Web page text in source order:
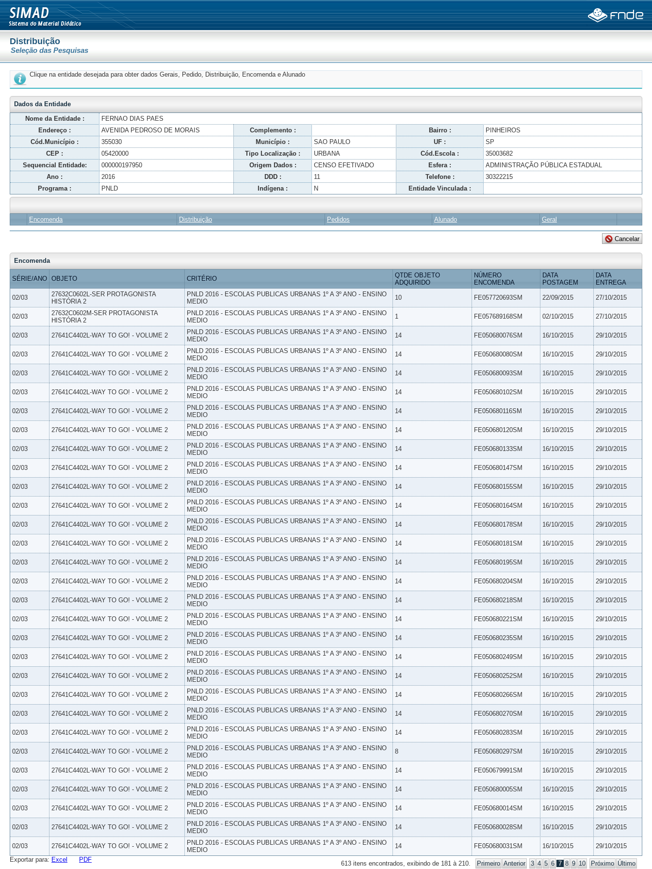
Distribuição
Seleção das Pesquisas
Clique na entidade desejada para obter dados Gerais, Pedido, Distribuição, Encomenda e Alunado
Dados da Entidade
Nome da Entidade :
FERNAO DIAS PAES
Endereço :
AVENIDA PEDROSO DE MORAIS Complemento : Bairro :
PINHEIROS
Cód.Município :
355030 Município : SAO PAULO UF :
SP
CEP :
05420000 Tipo Localização : URBANA Cód.Escola :
35003682
Sequencial Entidade:
000000197950 Origem Dados : CENSO EFETIVADO Esfera :
ADMINISTRAÇÃO PÚBLICA ESTADUAL
Ano :
2016 DDD : 11 Telefone :
30322215
Programa :
PNLD Indígena : N Entidade Vinculada :
Encomenda Distribuição Pedidos Alunado Geral
Encomenda
SÉRIE/ANO OBJETO CRITÉRIO
QTDE OBJETO
ADQUIRIDO
NÚMERO
ENCOMENDA
DATA
POSTAGEM
DATA
ENTREGA
02/03
27632C0602L-SER PROTAGONISTA
HISTÓRIA 2
PNLD 2016 - ESCOLAS PUBLICAS URBANAS 1º A 3º ANO - ENSINO
MEDIO
10 FE057720693SM 22/09/2015 27/10/2015
02/03
27632C0602M-SER PROTAGONISTA
HISTÓRIA 2
PNLD 2016 - ESCOLAS PUBLICAS URBANAS 1º A 3º ANO - ENSINO
MEDIO
1 FE057689168SM 02/10/2015 27/10/2015
02/03 27641C4402L-WAY TO GO! - VOLUME 2
PNLD 2016 - ESCOLAS PUBLICAS URBANAS 1º A 3º ANO - ENSINO
MEDIO
14 FE050680076SM 16/10/2015 29/10/2015
02/03 27641C4402L-WAY TO GO! - VOLUME 2
PNLD 2016 - ESCOLAS PUBLICAS URBANAS 1º A 3º ANO - ENSINO
MEDIO
14 FE050680080SM 16/10/2015 29/10/2015
02/03 27641C4402L-WAY TO GO! - VOLUME 2
PNLD 2016 - ESCOLAS PUBLICAS URBANAS 1º A 3º ANO - ENSINO
MEDIO
14 FE050680093SM 16/10/2015 29/10/2015
02/03 27641C4402L-WAY TO GO! - VOLUME 2
PNLD 2016 - ESCOLAS PUBLICAS URBANAS 1º A 3º ANO - ENSINO
MEDIO
14 FE050680102SM 16/10/2015 29/10/2015
02/03 27641C4402L-WAY TO GO! - VOLUME 2
PNLD 2016 - ESCOLAS PUBLICAS URBANAS 1º A 3º ANO - ENSINO
MEDIO
14 FE050680116SM 16/10/2015 29/10/2015
02/03 27641C4402L-WAY TO GO! - VOLUME 2
PNLD 2016 - ESCOLAS PUBLICAS URBANAS 1º A 3º ANO - ENSINO
MEDIO
14 FE050680120SM 16/10/2015 29/10/2015
02/03 27641C4402L-WAY TO GO! - VOLUME 2
PNLD 2016 - ESCOLAS PUBLICAS URBANAS 1º A 3º ANO - ENSINO
MEDIO
14 FE050680133SM 16/10/2015 29/10/2015
02/03 27641C4402L-WAY TO GO! - VOLUME 2
PNLD 2016 - ESCOLAS PUBLICAS URBANAS 1º A 3º ANO - ENSINO
MEDIO
14 FE050680147SM 16/10/2015 29/10/2015
02/03 27641C4402L-WAY TO GO! - VOLUME 2
PNLD 2016 - ESCOLAS PUBLICAS URBANAS 1º A 3º ANO - ENSINO
MEDIO
14 FE050680155SM 16/10/2015 29/10/2015
02/03 27641C4402L-WAY TO GO! - VOLUME 2
PNLD 2016 - ESCOLAS PUBLICAS URBANAS 1º A 3º ANO - ENSINO
MEDIO
14 FE050680164SM 16/10/2015 29/10/2015
02/03 27641C4402L-WAY TO GO! - VOLUME 2
PNLD 2016 - ESCOLAS PUBLICAS URBANAS 1º A 3º ANO - ENSINO
MEDIO
14 FE050680178SM 16/10/2015 29/10/2015
02/03 27641C4402L-WAY TO GO! - VOLUME 2
PNLD 2016 - ESCOLAS PUBLICAS URBANAS 1º A 3º ANO - ENSINO
MEDIO
14 FE050680181SM 16/10/2015 29/10/2015
02/03 27641C4402L-WAY TO GO! - VOLUME 2
PNLD 2016 - ESCOLAS PUBLICAS URBANAS 1º A 3º ANO - ENSINO
MEDIO
14 FE050680195SM 16/10/2015 29/10/2015
02/03 27641C4402L-WAY TO GO! - VOLUME 2
PNLD 2016 - ESCOLAS PUBLICAS URBANAS 1º A 3º ANO - ENSINO
MEDIO
14 FE050680204SM 16/10/2015 29/10/2015
02/03 27641C4402L-WAY TO GO! - VOLUME 2
PNLD 2016 - ESCOLAS PUBLICAS URBANAS 1º A 3º ANO - ENSINO
MEDIO
14 FE050680218SM 16/10/2015 29/10/2015
02/03 27641C4402L-WAY TO GO! - VOLUME 2
PNLD 2016 - ESCOLAS PUBLICAS URBANAS 1º A 3º ANO - ENSINO
MEDIO
14 FE050680221SM 16/10/2015 29/10/2015
02/03 27641C4402L-WAY TO GO! - VOLUME 2
PNLD 2016 - ESCOLAS PUBLICAS URBANAS 1º A 3º ANO - ENSINO
MEDIO
14 FE050680235SM 16/10/2015 29/10/2015
02/03 27641C4402L-WAY TO GO! - VOLUME 2
PNLD 2016 - ESCOLAS PUBLICAS URBANAS 1º A 3º ANO - ENSINO
MEDIO
14 FE050680249SM 16/10/2015 29/10/2015
02/03 27641C4402L-WAY TO GO! - VOLUME 2
PNLD 2016 - ESCOLAS PUBLICAS URBANAS 1º A 3º ANO - ENSINO
MEDIO
14 FE050680252SM 16/10/2015 29/10/2015
02/03 27641C4402L-WAY TO GO! - VOLUME 2
PNLD 2016 - ESCOLAS PUBLICAS URBANAS 1º A 3º ANO - ENSINO
MEDIO
14 FE050680266SM 16/10/2015 29/10/2015
02/03 27641C4402L-WAY TO GO! - VOLUME 2
PNLD 2016 - ESCOLAS PUBLICAS URBANAS 1º A 3º ANO - ENSINO
MEDIO
14 FE050680270SM 16/10/2015 29/10/2015
02/03 27641C4402L-WAY TO GO! - VOLUME 2
PNLD 2016 - ESCOLAS PUBLICAS URBANAS 1º A 3º ANO - ENSINO
MEDIO
14 FE050680283SM 16/10/2015 29/10/2015
02/03 27641C4402L-WAY TO GO! - VOLUME 2
PNLD 2016 - ESCOLAS PUBLICAS URBANAS 1º A 3º ANO - ENSINO
MEDIO
8 FE050680297SM 16/10/2015 29/10/2015
02/03 27641C4402L-WAY TO GO! - VOLUME 2
PNLD 2016 - ESCOLAS PUBLICAS URBANAS 1º A 3º ANO - ENSINO
MEDIO
14 FE050679991SM 16/10/2015 29/10/2015
02/03 27641C4402L-WAY TO GO! - VOLUME 2
PNLD 2016 - ESCOLAS PUBLICAS URBANAS 1º A 3º ANO - ENSINO
MEDIO
14 FE050680005SM 16/10/2015 29/10/2015
02/03 27641C4402L-WAY TO GO! - VOLUME 2
PNLD 2016 - ESCOLAS PUBLICAS URBANAS 1º A 3º ANO - ENSINO
MEDIO
14 FE050680014SM 16/10/2015 29/10/2015
02/03 27641C4402L-WAY TO GO! - VOLUME 2
PNLD 2016 - ESCOLAS PUBLICAS URBANAS 1º A 3º ANO - ENSINO
MEDIO
14 FE050680028SM 16/10/2015 29/10/2015
02/03 27641C4402L-WAY TO GO! - VOLUME 2
PNLD 2016 - ESCOLAS PUBLICAS URBANAS 1º A 3º ANO - ENSINO
MEDIO
14 FE050680031SM 16/10/2015 29/10/2015
613 itens encontrados, exibindo de 181 à 210. Primeiro Anterior 3 4 5 6 7 8 9 10 Próximo Último
Exportar para: Excel PDF